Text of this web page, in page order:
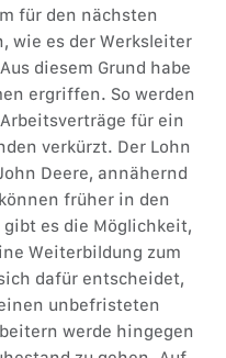
für den nächsten
wie es der Werksleiter
diesem Grund habe
ergriffen. So werden
für ein
verkürzt. Der Lohn
Deere, annähernd
früher in den
es die Möglichkeit,
Weiterbildung zum
dafür entscheidet,
unbefristeten
werde hingegen